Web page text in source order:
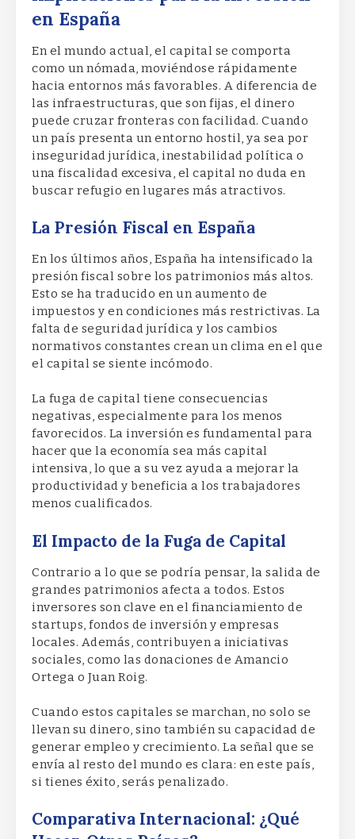
en España
En el mundo actual, el capital se comporta
como un nómada, moviéndose rápidamente
hacia entornos más favorables. A diferencia de
las infraestructuras, que son fijas, el dinero
puede cruzar fronteras con facilidad. Cuando
un país presenta un entorno hostil, ya sea por
inseguridad jurídica, inestabilidad política o
una fiscalidad excesiva, el capital no duda en
buscar refugio en lugares más atractivos.
La Presión Fiscal en España
En los últimos años, España ha intensificado la
presión fiscal sobre los patrimonios más altos.
Esto se ha traducido en un aumento de
impuestos y en condiciones más restrictivas. La
falta de seguridad jurídica y los cambios
normativos constantes crean un clima en el que
el capital se siente incómodo.
La fuga de capital tiene consecuencias
negativas, especialmente para los menos
favorecidos. La inversión es fundamental para
hacer que la economía sea más capital
intensiva, lo que a su vez ayuda a mejorar la
productividad y beneficia a los trabajadores
menos cualificados.
El Impacto de la Fuga de Capital
Contrario a lo que se podría pensar, la salida de
grandes patrimonios afecta a todos. Estos
inversores son clave en el financiamiento de
startups, fondos de inversión y empresas
locales. Además, contribuyen a iniciativas
sociales, como las donaciones de Amancio
Ortega o Juan Roig.
Cuando estos capitales se marchan, no solo se
llevan su dinero, sino también su capacidad de
generar empleo y crecimiento. La señal que se
envía al resto del mundo es clara: en este país,
si tienes éxito, serás penalizado.
Comparativa Internacional: ¿Qué